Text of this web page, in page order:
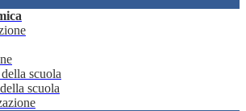
scuola
scuola